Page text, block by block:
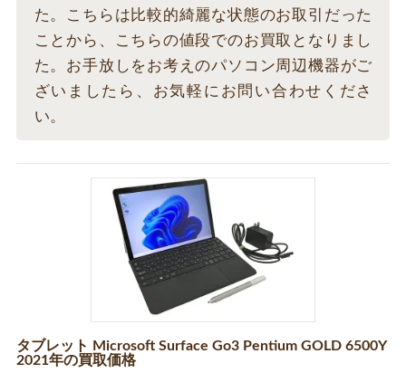
た。こちらは比較的綺麗な状態のお取引だった
ことから、こちらの値段でのお買取となりまし
た。お手放しをお考えのパソコン周辺機器がご
ざいましたら、お気軽にお問い合わせくださ
い。
タブレット Microsoft Surface Go3 Pentium GOLD 6500Y
2021年の買取価格